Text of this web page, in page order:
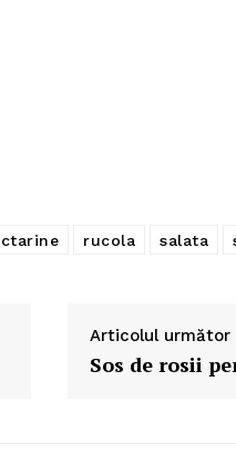
rucola salata
Articolul următor
Sos de rosii